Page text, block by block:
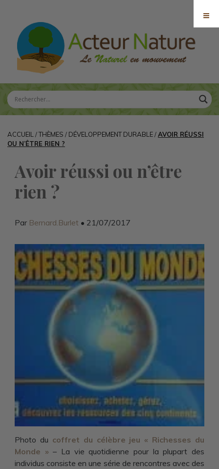
ACCUEIL /THÈMES / DÉVELOPPEMENT DURABLE/AVOIR RÉUSSI
OU N’ÊTRE RIEN ?
Avoir réussi ou n’être
rien ?
Par Bernard.Burlet • 21/07/2017
Photo du coffret du célèbre jeu « Richesses du
Monde » – La vie quotidienne pour la plupart des
individus consiste en une série de rencontres avec des